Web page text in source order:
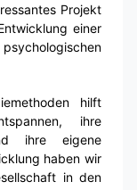
Projekt
einer
hilft
ihre
ihre eigene
haben wir
in den